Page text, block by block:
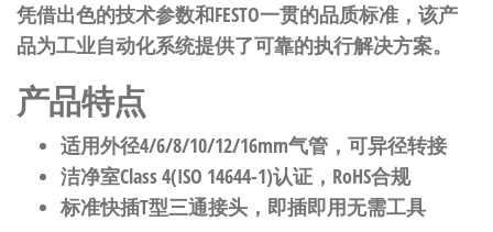
凭借出色的技术参数和FESTO一贯的品质标准，该产
品为工业自动化系统提供了可靠的执行解决方案。
产品特点
适用外径4/6/8/10/12/16mm气管，可异径转接
洁净室Class 4(ISO 14644-1)认证，RoHS合规
标准快插T型三通接头，即插即用无需工具